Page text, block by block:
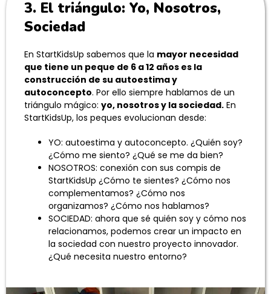
3. El triángulo: Yo, Nosotros,
Sociedad
En StartKidsUp sabemos que la mayor necesidad
que tiene un peque de 6 a 12 años es la
construcción de su autoestima y
autoconcepto. Por ello siempre hablamos de un
triángulo mágico: yo, nosotros y la sociedad. En
StartKidsUp, los peques evolucionan desde:
YO: autoestima y autoconcepto. ¿Quién soy?
¿Cómo me siento? ¿Qué se me da bien?
NOSOTROS: conexión con sus compis de
StartKidsUp ¿Cómo te sientes? ¿Cómo nos
complementamos? ¿Cómo nos
organizamos? ¿Cómo nos hablamos?
SOCIEDAD: ahora que sé quién soy y cómo nos
relacionamos, podemos crear un impacto en
la sociedad con nuestro proyecto innovador.
¿Qué necesita nuestro entorno?